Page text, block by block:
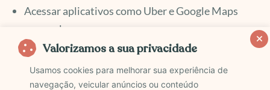
Valorizamos a sua privacidade
Usamos cookies para melhorar sua experiência de
navegação, veicular anúncios ou conteúdo
Acessar aplicativos como Uber e Google Maps
para se locomover com segurança;
Evitar depender de Wi-Fi público e garantir a
proteção de dados e celular;
Economizar com um plano de internet que dure